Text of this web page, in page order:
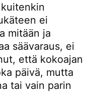
ei
mitään ja
säävaraus, ei
että kokoajan
päivä, mutta
tai vain parin